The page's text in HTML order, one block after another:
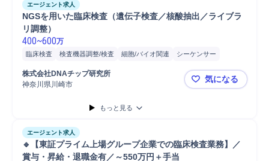
エージェント求人
NGSを用いた臨床検査（遺伝子検査／核酸抽出／ライブラ
リ調整）
400~600万
臨床検査 検査機器調整/検査 細胞/バイオ関連
シーケンサー
次世代シーケンサー
バイオ医薬品品質管理
株式会社DNAチップ研究所
神奈川県川崎市
NGSを用い
気になる
もっと見る
エージェント求人
🔹【東証プライム上場グループ企業での臨床検査業務】／
賞与・昇給・退職金有／～550万円＋手当